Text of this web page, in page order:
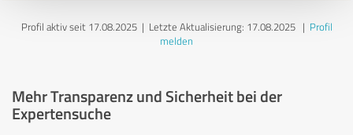
Profil aktiv seit 17.08.2025 | Letzte Aktualisierung: 17.08.2025| Profil
melden
Mehr Transparenz und Sicherheit bei der
Expertensuche